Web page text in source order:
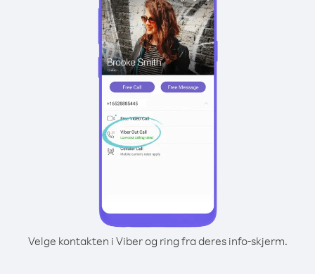
Velge kontakten i Viber og ring fra deres info-skjerm.